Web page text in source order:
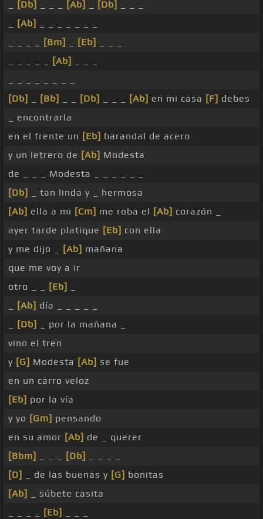
[Db] [Ab] [Db]
[Ab]
[Bm] [Eb]
[Ab]
[Db]
[Bb] [Db] [Ab] en mi casa [F] debes
_ encontrarla
en el frente un [Eb] barandal de acero
y un letrero de [Ab] Modesta
de _ _ _ Modesta _ _ _ _ _ _
[Db]
_ tan linda y _ hermosa
[Ab] ella a mi [Cm] me roba el [Ab] corazón _
ayer tarde platique [Eb] con ella
y me dijo _
[Ab] mañana
que me voy a ir
otro _ _
[Eb]
[Ab] día _ _ _ _ _
[Db]
_ por la mañana _
vino el tren
y [G] Modesta [Ab] se fue
en un carro veloz
[Eb] por la vía
y yo [Gm] pensando
en su amor [Ab] de _ querer
[Bbm]
[Db]
[D]
_ de las buenas y [G] bonitas
[Ab]
_ súbete casita
[Eb]